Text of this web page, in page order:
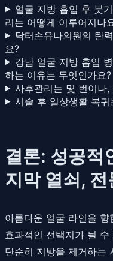
얼굴 지방 흡입 후 붓
리는 어떻게 이루어지나
닥터손유나의원의 탄
요?
강남 얼굴 지방 흡입
하는 이유는 무엇인가요?
사후관리는 몇 번이나
시술 후 일상생활 복
결론: 성공적
지막 열쇠,
아름다운 얼굴 라인을
효과적인 선택지가 될
단순히 지방을 제거하는